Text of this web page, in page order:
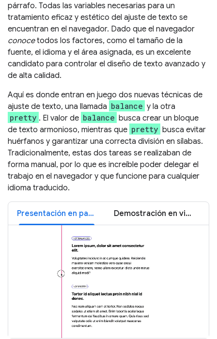
párrafo. Todas las variables necesarias para un
tratamiento eficaz y estético del ajuste de texto se
encuentran en el navegador. Dado que el navegador
conocetodos los factores, como el tamaño de la
fuente, el idioma y el área asignada, es un excelente
candidato para controlar el diseño de texto avanzado y
de alta calidad.
Aquí es donde entran en juego dos nuevas técnicas de
ajuste de texto, una llamada balance y la otra
pretty . El valor de balance busca crear un bloque
de texto armonioso, mientras que pretty busca evitar
huérfanos y garantizar una correcta división en sílabas.
Tradicionalmente, estas dos tareas se realizaban de
forma manual, por lo que es increíble poder delegar el
trabajo en el navegador y que funcione para cualquier
idioma traducido.
Presentación en pantalla con ajuste de texto Demostración en vivo de ajuste de texto